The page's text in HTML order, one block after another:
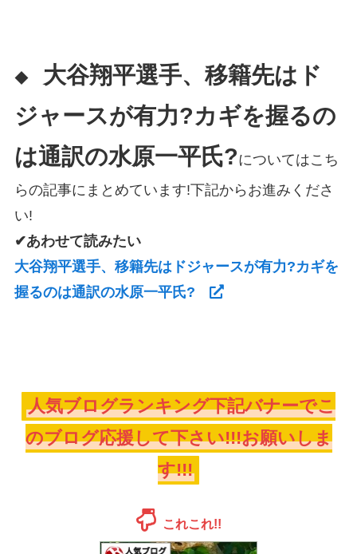
◆
大谷翔平選手、移籍先はド
ジャースが有力?カギを握るの
は通訳の水原一平氏?についてはこち
らの記事にまとめています!下記からお進みくださ
い!
✔あわせて読みたい
大谷翔平選手、移籍先はドジャースが有力?カギを
握るのは通訳の水原一平氏?
人気ブログランキング下記バナーでこ
のブログ応援して下さい!!!お願いしま
す!!!
これこれ!!